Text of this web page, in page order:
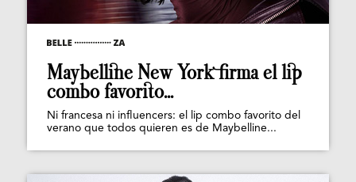
Maybelline New York firma el lip
combo favorito...
Ni francesa ni influencers: el lip combo favorito del
verano que todos quieren es de Maybelline...